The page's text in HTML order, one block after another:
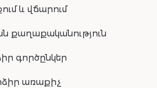
և վճարում
քաղաքականություն
գործընկեր
առաքիչ